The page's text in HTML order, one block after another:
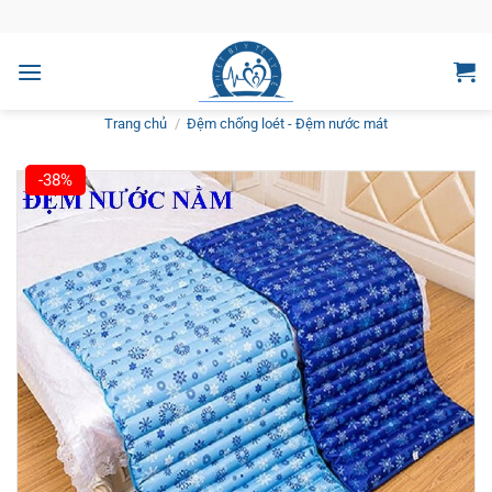
nội
Trang chủ / Đệm chống loét - Đệm nước mát
-38%